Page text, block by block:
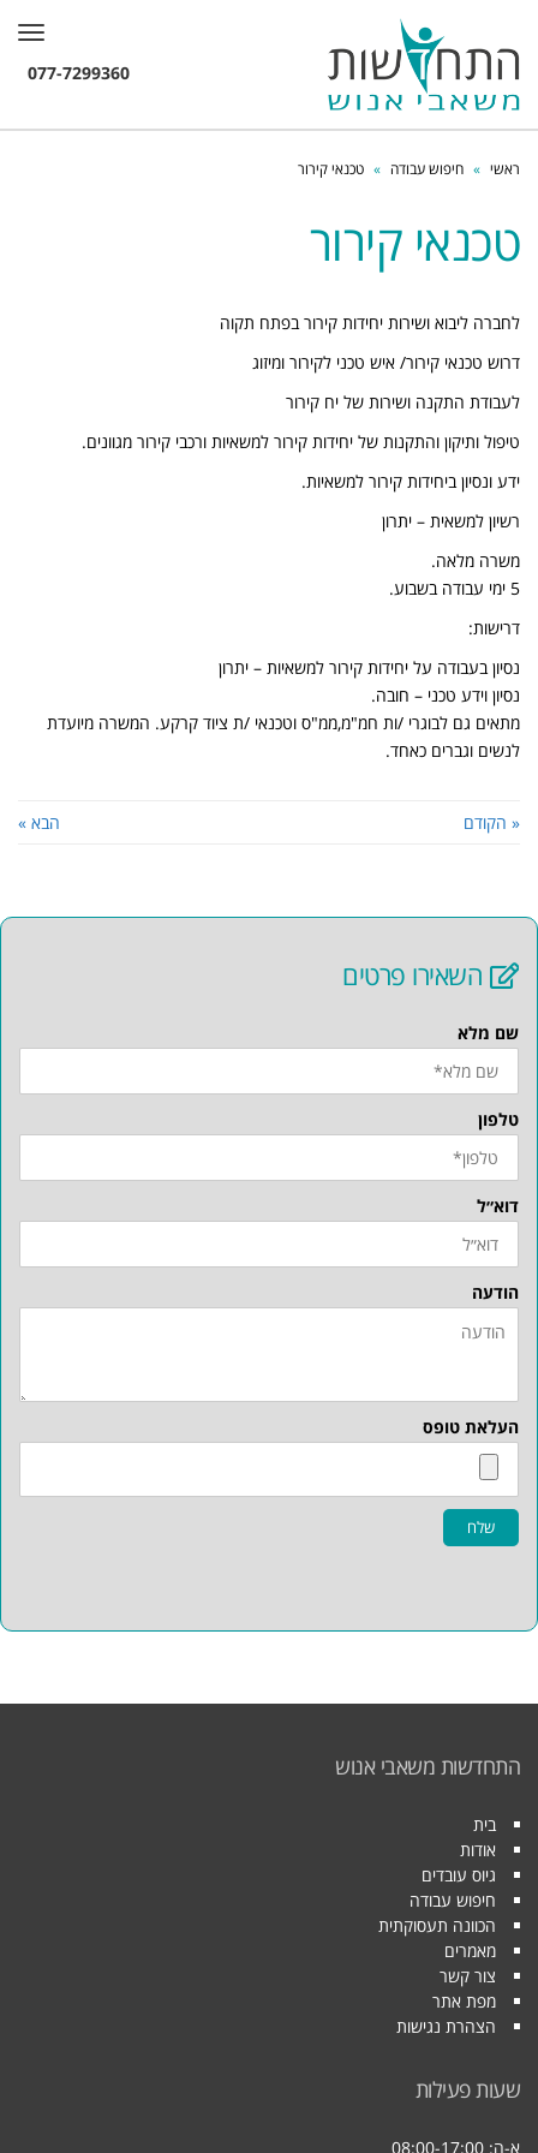
ראשי » חיפוש עבודה » טכנאי קירור
טכנאי קירור
לחברה ליבוא ושירות יחידות קירור בפתח תקוה
דרוש טכנאי קירור/ איש טכני לקירור ומיזוג
לעבודת התקנה ושירות של יח קירור
טיפול ותיקון והתקנות של יחידות קירור למשאיות ורכבי קירור מגוונים.
ידע ונסיון ביחידות קירור למשאיות.
רשיון למשאית – יתרון
משרה מלאה.
5 ימי עבודה בשבוע.
דרישות:
נסיון בעבודה על יחידות קירור למשאיות – יתרון
נסיון וידע טכני – חובה.
מתאים גם לבוגרי /ות חמ"מ,ממ"ס וטכנאי /ת ציוד קרקע. המשרה מיועדת
לנשים וגברים כאחד.
« הקודם הבא »
השאירו פרטים
שם מלא
טלפון
דוא״ל
הודעה
העלאת טופס
שלח
התחדשות משאבי אנוש
בית
אודות
גיוס עובדים
חיפוש עבודה
הכוונה תעסוקתית
מאמרים
צור קשר
מפת אתר
הצהרת נגישות
שעות פעילות
א-ה: 08:00-17:00